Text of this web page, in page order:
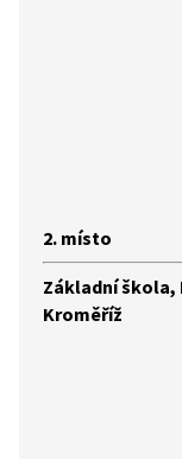
2. místo
Základní škola,
Kroměříž